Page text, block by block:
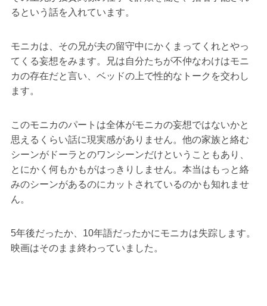
るという話を入れています。
モニカは、その兄が夫の留守中にかくまってくれとやっ
てくる妄想をみます。兄は自分たちが不仲なわけはモニ
カの存在だと言い、ベッドの上で性的なトークを交わし
ます。
このモニカのパートは全体がモニカの妄想ではないかと
思えるくらい話に現実感がありません。他の家族と絡む
シーンがドーラとのワンシーンだけということもあり、
とにかく何もかもがはっきりしません。本当はもっと絡
みのシーンがあるのにカットされているのかも知れませ
ん。
5年後だったか、10年語だったかにモニカは失踪します。
映画はそのまま終わっていました。